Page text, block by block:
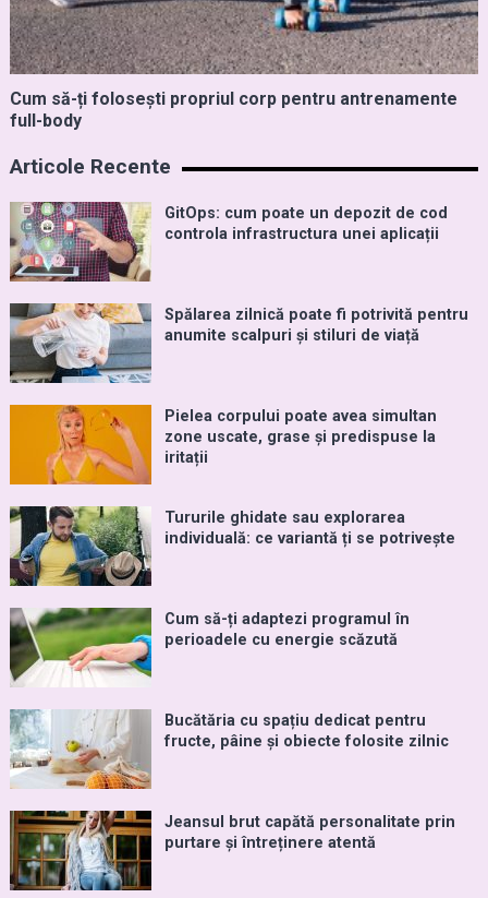
Cum să-ți folosești propriul corp pentru antrenamente
full-body
Articole Recente
GitOps: cum poate un depozit de cod
controla infrastructura unei aplicații
Spălarea zilnică poate fi potrivită pentru
anumite scalpuri și stiluri de viață
Pielea corpului poate avea simultan
zone uscate, grase și predispuse la
iritații
Tururile ghidate sau explorarea
individuală: ce variantă ți se potrivește
Cum să-ți adaptezi programul în
perioadele cu energie scăzută
Bucătăria cu spațiu dedicat pentru
fructe, pâine și obiecte folosite zilnic
Jeansul brut capătă personalitate prin
purtare și întreținere atentă